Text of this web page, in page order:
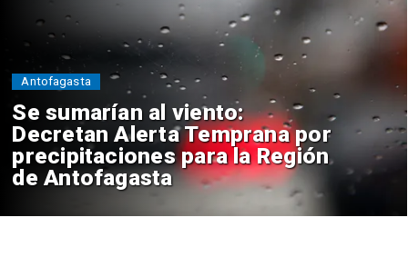
Se sumarían al viento:
Decretan Alerta Temprana por
precipitaciones para la Región
de Antofagasta
Antofagasta